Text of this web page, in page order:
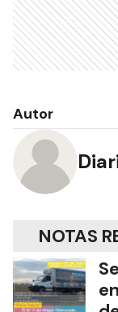
Autor
NOTAS